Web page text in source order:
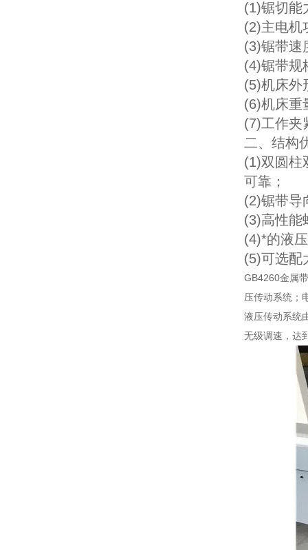
(1)锯切能
(2)主电机
(3)锯带速
(4)锯带规
(5)机床外
(6)机床重
(7)工作
二、结构
(1)双圆柱
可靠；
(2)锯带导
(3)高性能
(4)*的液
(5)可选配
GB4260金属
压传动系统；
液压传动系统
无级调速，达